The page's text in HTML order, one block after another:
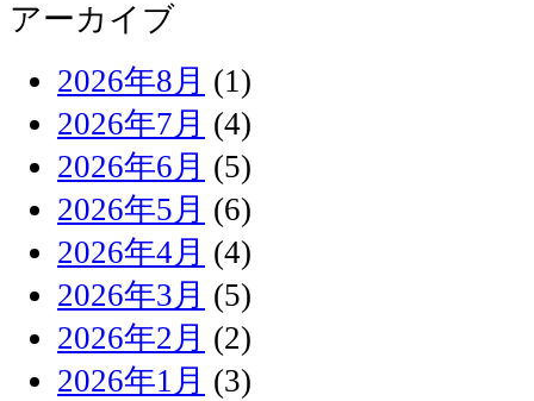
アーカイブ
2026年8月 (1)
2026年7月 (4)
2026年6月 (5)
2026年5月 (6)
2026年4月 (4)
2026年3月 (5)
2026年2月 (2)
2026年1月 (3)